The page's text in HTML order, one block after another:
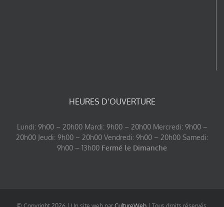
HEURES D’OUVERTURE
Lundi: 9h00 – 20h00 Mardi: 9h00 – 20h00 Mercredi: 9h00 –
20h00 Jeudi: 9h00 – 20h00 Vendredi: 9h00 – 20h00 Samedi:
9h00 – 13h00 Fermé le Dimanche